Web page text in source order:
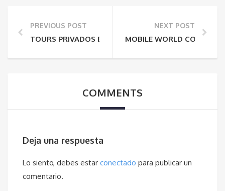
PREVIOUS POST
TOURS PRIVADOS EN BARCELONA PARA EMPRESAS:
NEXT POST
MOBILE WORLD
COMMENTS
Deja una respuesta
Lo siento, debes estar conectado para publicar un
comentario.